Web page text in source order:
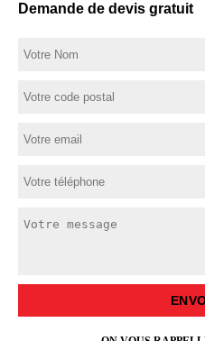
Demande de devis gratuit